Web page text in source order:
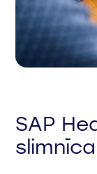
SAP
slimnīca